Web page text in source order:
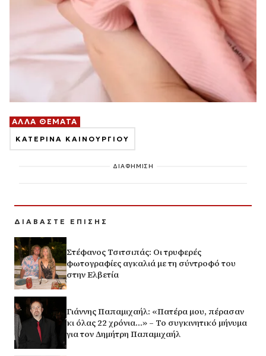
ΑΛΛΑ ΘΕΜΑΤΑ
ΚΑΤΕΡΙΝΑ ΚΑΙΝΟΥΡΓΙΟΥ
ΔΙΑΦΗΜΙΣΗ
ΔΙΑΒΑΣΤΕ ΕΠΙΣΗΣ
Στέφανος Τσιτσιπάς: Οι τρυφερές
φωτογραφίες αγκαλιά με τη σύντροφό του
στην Ελβετία
Γιάννης Παπαμιχαήλ: «Πατέρα μου, πέρασαν
κι όλας 22 χρόνια…» – Το συγκινητικό μήνυμα
για τον Δημήτρη Παπαμιχαήλ